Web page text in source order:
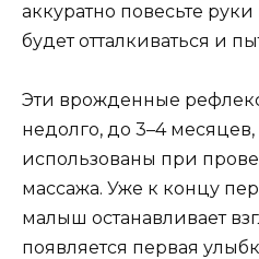
аккуратно повесьте
будет отталкиваться и
Эти врожденные
недолго, до 3–4
использованы при
массажа. Уже к концу
малыш останавливает
появляется первая